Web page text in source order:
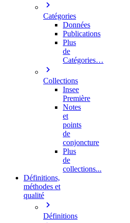
Catégories
Données
Publications
Plus
de
Catégories…
Collections
Insee
Première
Notes
et
points
de
conjoncture
Plus
de
collections...
Définitions,
méthodes et
qualité
Définitions